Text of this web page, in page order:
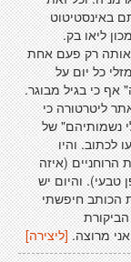
באינסטיטוט
ליאו בק.
אותה רק פעם אחת
כל יום על
אף כי בגיל מבוגר.
ליטרטורה כי
נשמותיהם" של
לכתוב. והיו
הרוחניים (איזה
טבעי). והיום יש
הכותב חיפשתי
מרוצה.[ליצירה]